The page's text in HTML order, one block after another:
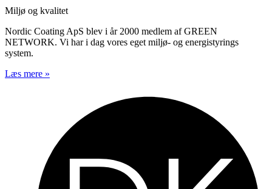
Miljø og kvalitet
Nordic Coating ApS blev i år 2000 medlem af GREEN
NETWORK. Vi har i dag vores eget miljø- og energistyrings
system.
Læs mere »